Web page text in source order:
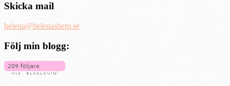
Skicka mail
helena@helenashem.se
Följ min blogg: